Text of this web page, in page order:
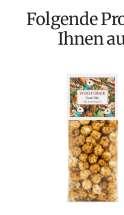
Folgende Produkte könnten
Ihnen